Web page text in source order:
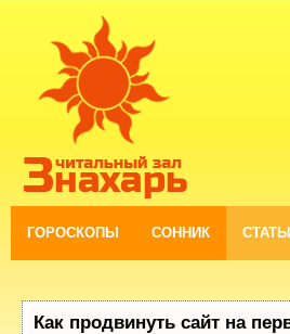
ГОРОСКОПЫ СОННИК
Как продвинуть сайт на